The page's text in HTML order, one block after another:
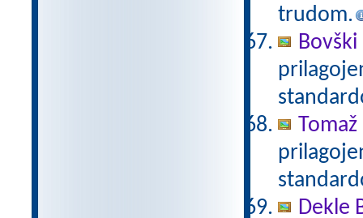
trudom.
Dekle